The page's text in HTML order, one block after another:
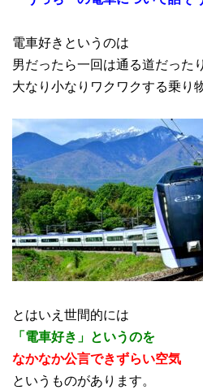
電車好きというのは
男だったら一回は通る道だった
大なり小なりワクワクする乗り
とはいえ世間的には
「電車好き」というのを
なかなか公言できずらい空気
というものがあります。